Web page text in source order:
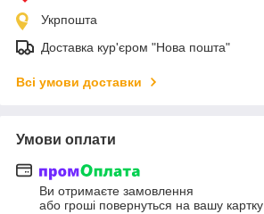
Укрпошта
Доставка кур'єром "Нова пошта"
Всі умови доставки
Умови оплати
Ви отримаєте замовлення
або гроші повернуться на вашу картку